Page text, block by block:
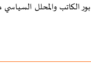
والمحلل السياسي